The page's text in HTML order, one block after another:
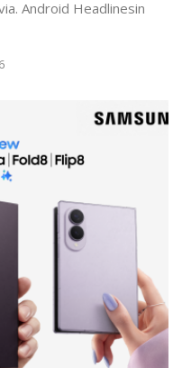
Android Headlinesin